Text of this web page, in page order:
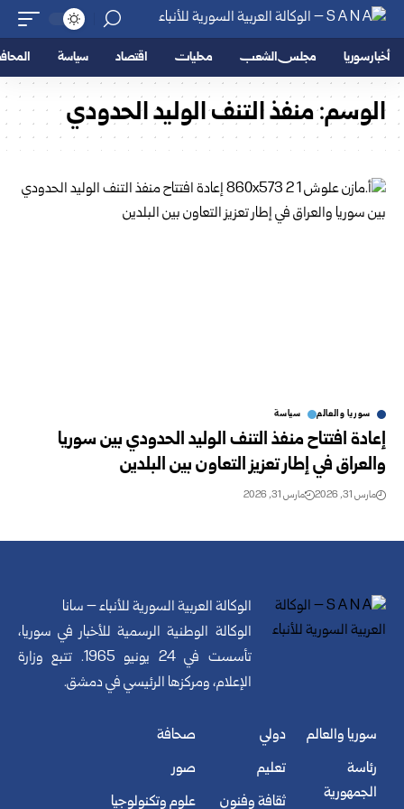
أخبار سوريا مجلس الشعب محليات اقتصاد سياسة
الوسم:منفذ التنف الوليد الحدودي
سوريا والعالم سياسة
إعادة افتتاح منفذ التنف الوليد الحدودي بين سوريا
والعراق في إطار تعزيز التعاون بين البلدين
مارس 31, 2026 مارس 31, 2026
الوكالة العربية السورية للأنباء – سانا
الوكالة الوطنية الرسمية للأخبار في سوريا،
تأسست في 24 يونيو 1965. تتبع وزارة
الإعلام، ومركزها الرئيسي في دمشق.
سوريا والعالم
رئاسة
الجمهورية
دولي
تعليم
ثقافة وفنون
صحافة
صور
علوم وتكنولوجيا